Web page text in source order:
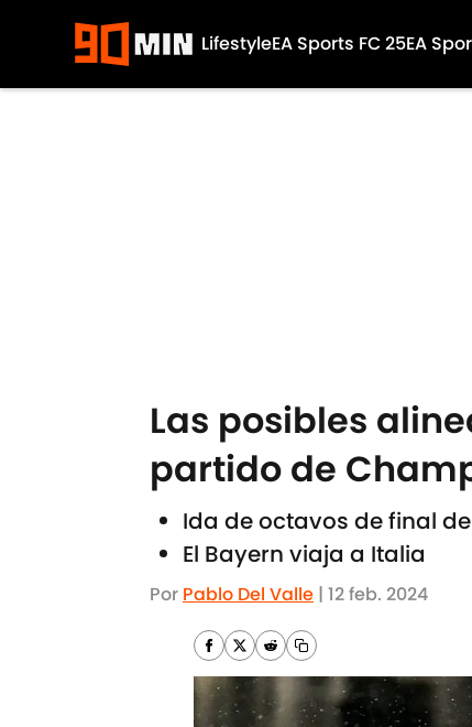
LifestyleEA Sports FC 25EA
Las posibles
partido de
Ida de octavos de final
El Bayern viaja a Italia
Por Pablo Del Valle | 12 feb. 2024